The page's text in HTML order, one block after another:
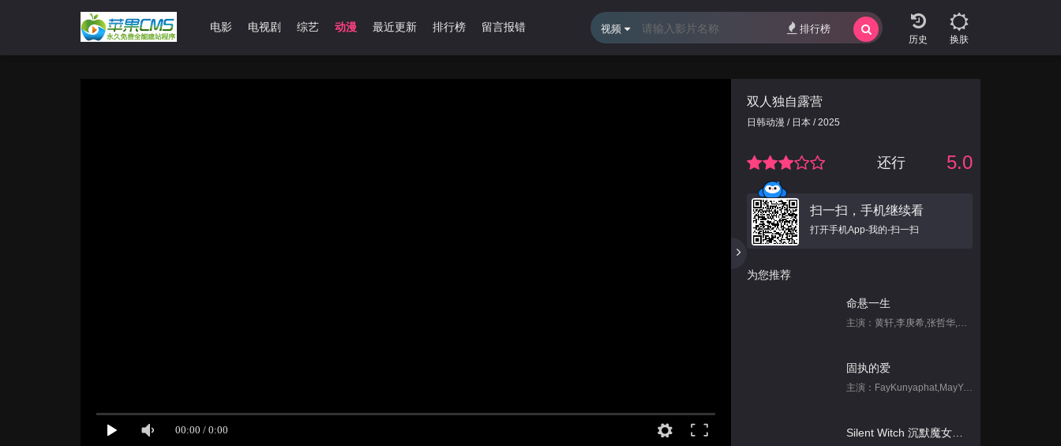
首页 电影 电视剧 综艺 动漫 最近更新 排行榜 留言报错
换肤
视频 排行榜
双人独自露营
日韩动漫 / 日本 / 2025
还行 5.0
扫一扫，手机继续看
打开手机App-我的-扫一扫
为您推荐
命悬一生
主演：黄轩,李庚希,张哲华,白宇帆,尹昉,姜珮瑶
固执的爱
主演：FayKunyaphat,MayYada